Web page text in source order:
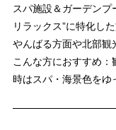
スパ施設＆ガーデンプ
リラックス”に特化した
やんばる方面や北部観
こんな方におすすめ
時はスパ・海景色をゆ